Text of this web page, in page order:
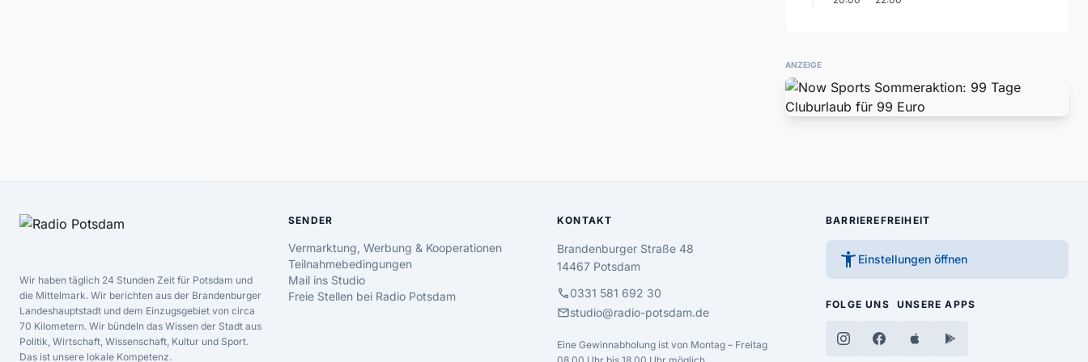
ANZEIGE
Wir haben täglich 24 Stunden Zeit für Potsdam und
die Mittelmark. Wir berichten aus der Brandenburger
Landeshauptstadt und dem Einzugsgebiet von circa
70 Kilometern. Wir bündeln das Wissen der Stadt aus
Politik, Wirtschaft, Wissenschaft, Kultur und Sport.
Das ist unsere lokale Kompetenz.
SENDER
Vermarktung, Werbung & Kooperationen
Teilnahmebedingungen
Mail ins Studio
Freie Stellen bei Radio Potsdam
KONTAKT
Brandenburger Straße 48
14467 Potsdam
call0331 581 692 30
mailstudio@radio-potsdam.de
Eine Gewinnabholung ist von Montag – Freitag
BARRIEREFREIHEIT
accessibility_new Einstellungen öffnen
FOLGE UNS UNSERE APPS